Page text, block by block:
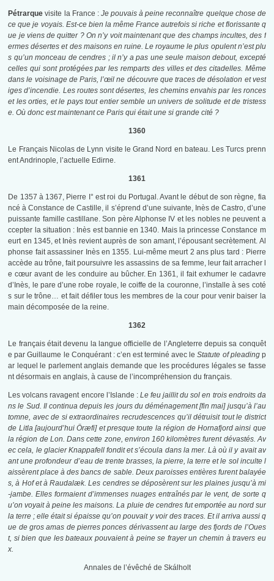
Pétrarquevisite la France : Je pouvais à peine reconnaître quelque chose de
ce que je voyais. Est-ce bien la même France autrefois si riche et florissante q
ue je viens de quitter ? On n’y voit maintenant que des champs incultes, des f
ermes désertes et des maisons en ruine. Le royaume le plus opulent n’est plu
s qu’un monceau de cendres ; il n’y a pas une seule maison debout, excepté
celles qui sont protégées par les remparts des villes et des citadelles. Même
dans le voisinage de Paris, l’œil ne découvre que traces de désolation et vest
iges d’incendie. Les routes sont désertes, les chemins envahis par les ronces
et les orties, et le pays tout entier semble un univers de solitude et de tristess
e. Où donc est maintenant ce Paris qui était une si grande cité ?
1360
Le Français Nicolas de Lynn visite le Grand Nord en bateau. Les Turcs prenn
ent Andrinople, l’actuelle Edirne.
1361
De 1357 à 1367, Pierre I° est roi du Portugal. Avant le début de son règne, fia
ncé à Constance de Castille, il s’éprend d’une suivante, Inès de Castro, d’une
puissante famille castillane. Son père Alphonse IV et les nobles ne peuvent a
ccepter la situation : Inès est bannie en 1340. Mais la princesse Constance m
eurt en 1345, et Inès revient auprès de son amant, l’épousant secrètement. Al
phonse fait assassiner Inès en 1355. Lui-même meurt 2 ans plus tard : Pierre
accède au trône, fait poursuivre les assassins de sa femme, leur fait arracher l
e cœur avant de les conduire au bûcher. En 1361, il fait exhumer le cadavre
d’Inès, le pare d’une robe royale, le coiffe de la couronne, l’installe à ses coté
s sur le trône… et fait défiler tous les membres de la cour pour venir baiser la
main décomposée de la reine.
1362
Le français était devenu la langue officielle de l’Angleterre depuis sa conquêt
e par Guillaume le Conquérant : c’en est terminé avec leStatute of pleading p
ar lequel le parlement anglais demande que les procédures légales se fasse
nt désormais en anglais, à cause de l’incompréhension du français.
Les volcans ravagent encore l’Islande : Le feu jaillit du sol en trois endroits da
ns le Sud. Il continua depuis les jours du déménagement [fin mai] jusqu’à l’au
tomne, avec de si extraordinaires recrudescences qu’il détruisit tout le district
de Litla [aujourd’hui Öræfi] et presque toute la région de Hornafjord ainsi que
la région de Lon. Dans cette zone, environ 160 kilomètres furent dévastés. Av
ec cela, le glacier Knappafell fondit et s’écoula dans la mer. Là où il y avait av
ant une profondeur d’eau de trente brasses, la pierre, la terre et le sol inculte l
aissèrent place à des bancs de sable. Deux paroisses entières furent balayée
s, à Hof et à Raudalæk. Les cendres se déposèrent sur les plaines jusqu’à mi
-jambe. Elles formaient d’immenses nuages entraînés par le vent, de sorte q
u’on voyait à peine les maisons. La pluie de cendres fut emportée au nord sur
la terre ; elle était si épaisse qu’on pouvait y voir des traces. Et il arriva aussi q
ue de gros amas de pierres ponces dérivassent au large des fjords de l’Oues
t, si bien que les bateaux pouvaient à peine se frayer un chemin à travers eu
x.
Annales de l’évêché de Skálholt